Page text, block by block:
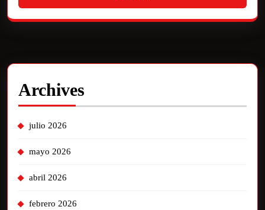
Archives
julio 2026
mayo 2026
abril 2026
febrero 2026